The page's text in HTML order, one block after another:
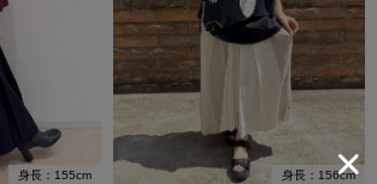
身長：155cm 身長：156cm